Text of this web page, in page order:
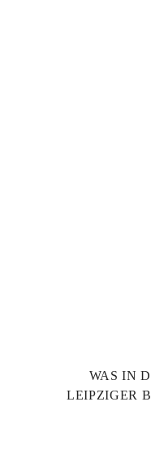
WAS IN
LEIPZIGER